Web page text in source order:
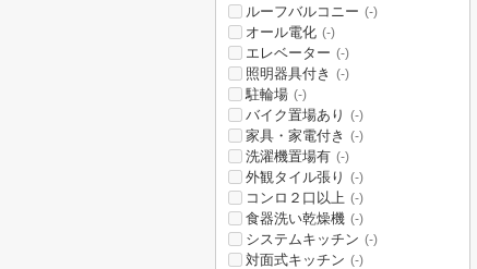
ルーフバルコニー (-)
オール電化 (-)
エレベーター (-)
照明器具付き (-)
駐輪場 (-)
バイク置場あり (-)
家具・家電付き (-)
洗濯機置場有 (-)
外観タイル張り (-)
コンロ２口以上 (-)
食器洗い乾燥機 (-)
システムキッチン (-)
対面式キッチン (-)